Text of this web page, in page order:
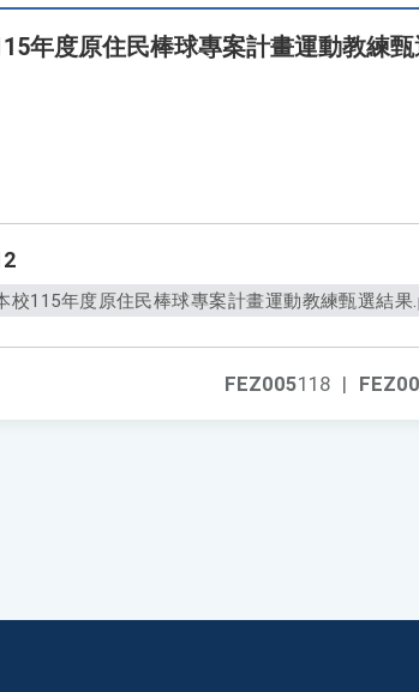
年度原住民棒球專案計畫運動教練
校115年度原住民棒球專案計畫運動教練甄選結果
FEZ005118 |